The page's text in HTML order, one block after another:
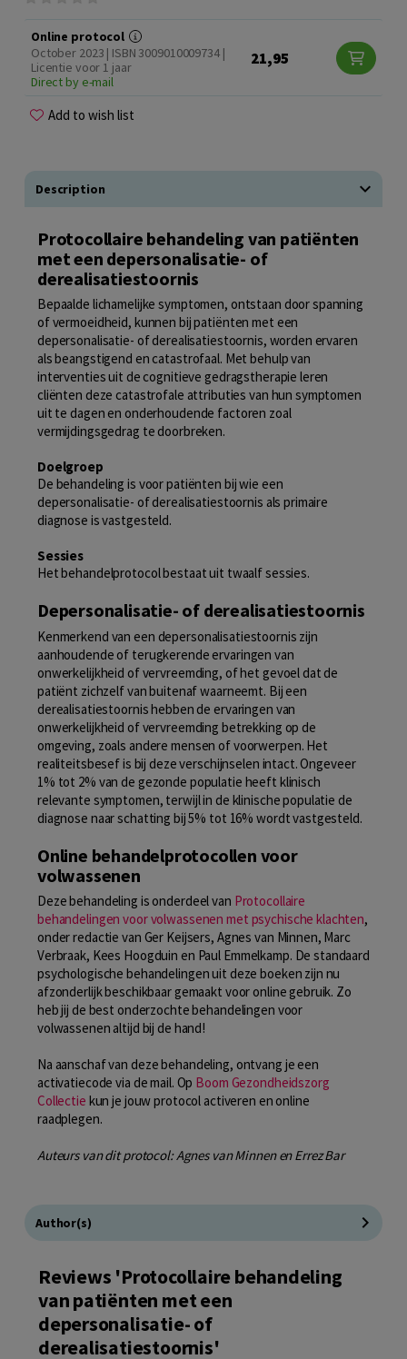
Online protocol
October 2023 | ISBN 3009010009734 |
Licentie voor 1 jaar
Direct by e-mail
21,95
Add to wish list
Description
Protocollaire behandeling van patiënten
met een depersonalisatie- of
derealisatiestoornis
Bepaalde lichamelijke symptomen, ontstaan door spanning
of vermoeidheid, kunnen bij patiënten met een
depersonalisatie- of derealisatiestoornis, worden ervaren
als beangstigend en catastrofaal. Met behulp van
interventies uit de cognitieve gedragstherapie leren
cliënten deze catastrofale attributies van hun symptomen
uit te dagen en onderhoudende factoren zoal
vermijdingsgedrag te doorbreken.
Doelgroep
De behandeling is voor patiënten bij wie een
depersonalisatie- of derealisatiestoornis als primaire
diagnose is vastgesteld.
Sessies
Het behandelprotocol bestaat uit twaalf sessies.
Depersonalisatie- of derealisatiestoornis
Kenmerkend van een depersonalisatiestoornis zijn
aanhoudende of terugkerende ervaringen van
onwerkelijkheid of vervreemding, of het gevoel dat de
patiënt zichzelf van buitenaf waarneemt. Bij een
derealisatiestoornis hebben de ervaringen van
onwerkelijkheid of vervreemding betrekking op de
omgeving, zoals andere mensen of voorwerpen. Het
realiteitsbesef is bij deze verschijnselen intact. Ongeveer
1% tot 2% van de gezonde populatie heeft klinisch
relevante symptomen, terwijl in de klinische populatie de
diagnose naar schatting bij 5% tot 16% wordt vastgesteld.
Online behandelprotocollen voor
volwassenen
Deze behandeling is onderdeel van Protocollaire
behandelingen voor volwassenen met psychische klachten,
onder redactie van Ger Keijsers, Agnes van Minnen, Marc
Verbraak, Kees Hoogduin en Paul Emmelkamp. De standaard
psychologische behandelingen uit deze boeken zijn nu
afzonderlijk beschikbaar gemaakt voor online gebruik. Zo
heb jij de best onderzochte behandelingen voor
volwassenen altijd bij de hand!
Na aanschaf van deze behandeling, ontvang je een
activatiecode via de mail. Op Boom Gezondheidszorg
Collectie kun je jouw protocol activeren en online
raadplegen.
Auteurs van dit protocol: Agnes van Minnen en Errez Bar
Author(s)
Reviews 'Protocollaire behandeling
van patiënten met een
depersonalisatie- of
derealisatiestoornis'